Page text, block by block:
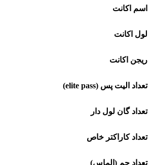
اسم اکانت
لول اکانت
ریجن اکانت
تعداد الیت پس (elite pass)
تعداد گان لول دار
تعداد کاراکتر خاص
تعداد جم (الماس)